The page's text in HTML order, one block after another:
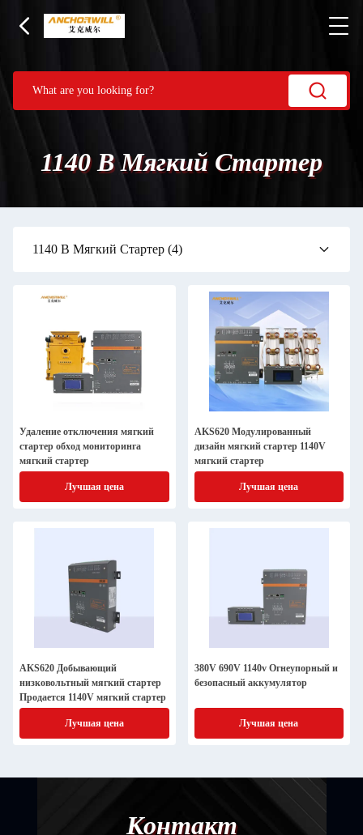
1140 В Мягкий Стартер
1140 В Мягкий Стартер (4)
Удаление отключения мягкий
стартер обход мониторинга
мягкий стартер
Лучшая цена
AKS620 Модулированный
дизайн мягкий стартер 1140V
мягкий стартер
Лучшая цена
AKS620 Добывающий
низковольтный мягкий стартер
Продается 1140V мягкий стартер
Лучшая цена
380V 690V 1140v Огнеупорный и
безопасный аккумулятор
Лучшая цена
Контакт